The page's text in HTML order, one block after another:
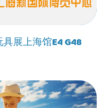
展上海馆E4 G48